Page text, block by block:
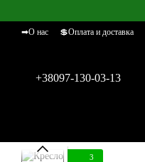
➡О нас 💲Оплата и доставка
+38097-130-03-13
3